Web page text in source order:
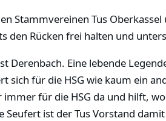
Stammvereinen Tus
den Rücken frei halten und
Derenbach. Eine lebende
sich für die HSG wie kaum ein
immer für die HSG da und hilft,
ist der Tus Vorstand